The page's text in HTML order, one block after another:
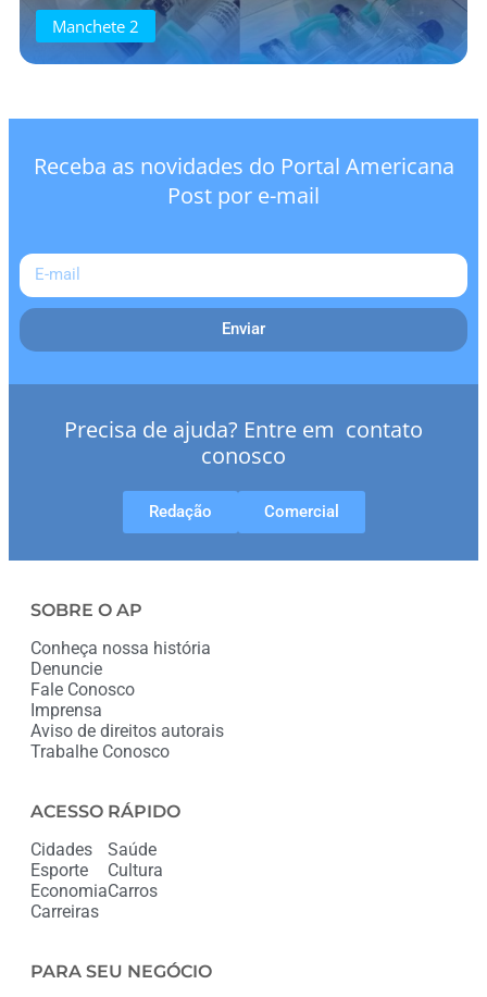
Manchete 2
Receba as novidades do Portal Americana
Post por e-mail
Enviar
Precisa de ajuda? Entre em contato
conosco
Redação Comercial
SOBRE O AP
Conheça nossa história
Denuncie
Fale Conosco
Imprensa
Aviso de direitos autorais
Trabalhe Conosco
ACESSO RÁPIDO
Cidades
Esporte
Economia
Carreiras
Saúde
Cultura
Carros
PARA SEU NEGÓCIO